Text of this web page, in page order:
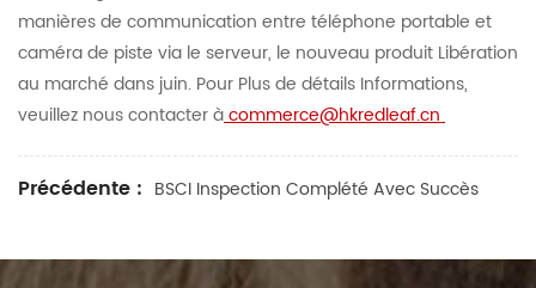
manières de communication entre téléphone portable et
caméra de piste via le serveur, le nouveau produit Libération
au marché dans juin. Pour Plus de détails Informations,
veuillez nous contacter àcommerce@hkredleaf.cn
Précédente : BSCI Inspection Complété Avec Succès